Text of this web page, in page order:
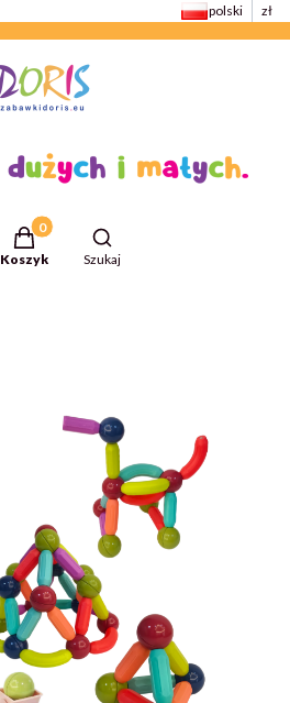
polski zł
Produkty w koszyku: 0. Zobacz
Koszyk
Otwórz wyszukiwarkę
Szukaj